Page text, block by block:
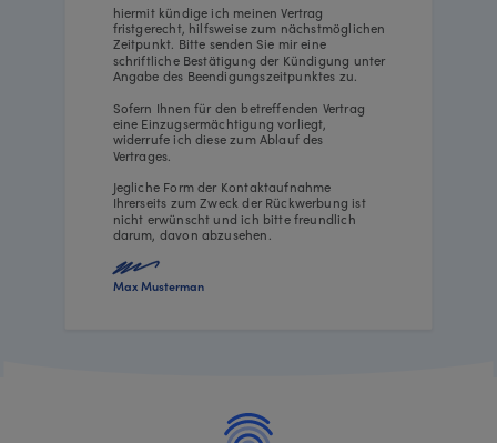
hiermit kündige ich meinen Vertrag
fristgerecht, hilfsweise zum nächstmöglichen
Zeitpunkt. Bitte senden Sie mir eine
schriftliche Bestätigung der Kündigung unter
Angabe des Beendigungszeitpunktes zu.
Sofern Ihnen für den betreffenden Vertrag
eine Einzugsermächtigung vorliegt,
widerrufe ich diese zum Ablauf des
Vertrages.
Jegliche Form der Kontaktaufnahme
Ihrerseits zum Zweck der Rückwerbung ist
nicht erwünscht und ich bitte freundlich
darum, davon abzusehen.
Max Musterman